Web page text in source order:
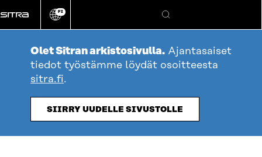
suoraan
sisältöön
Vaihda
kieli
FI
Hae
Olet Sitran arkistosivulla. Ajantasaiset
tiedot työstämme löydät osoitteesta
sitra.fi.
SIIRRY UUDELLE SIVUSTOLLE